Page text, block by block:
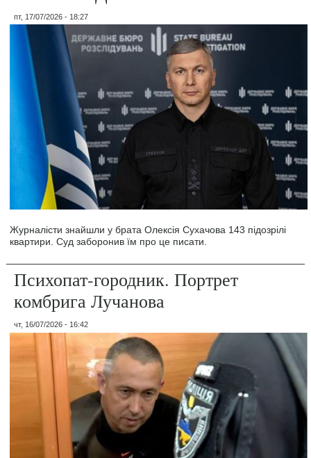
пт, 17/07/2026 - 18:27
Журналісти знайшли у брата Олексія Сухачова 143 підозрілі
квартири. Суд заборонив їм про це писати.
Психопат-городник. Портрет
комбрига Лучанова
чт, 16/07/2026 - 16:42